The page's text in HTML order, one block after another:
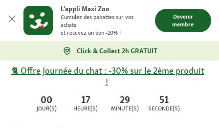
L'appli Maxi Zoo
Cumulez des papattes sur vos
achats
et recevez un bon -10% !
Devenir
membre
Click & Collect 2h GRATUIT
00
JOUR(S)
17
HEURE(S)
29
MINUTE(S)
51
SECONDE(S)
🐈 Offre Journée du chat : -30% sur le 2ème produit
!